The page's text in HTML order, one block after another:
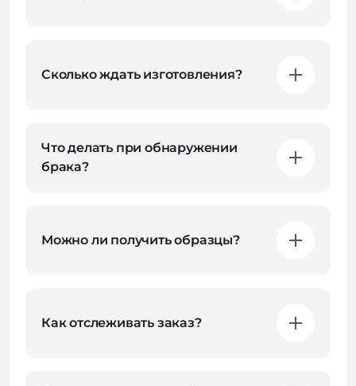
Сколько ждать изготовления?
Что делать при обнаружении
брака?
Можно ли получить образцы?
Как отслеживать заказ?